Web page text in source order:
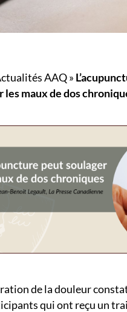
AAQ»
les maux de dos
de la douleur
qui ont reçu un